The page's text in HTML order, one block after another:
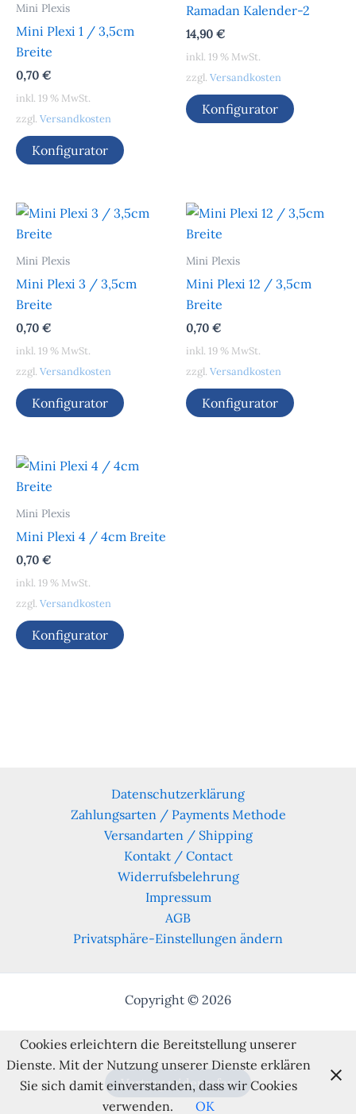
Mini Plexis
Mini Plexi 1 / 3,5cm
Breite
0,70 €
inkl. 19 % MwSt.
zzgl. Versandkosten
Konfigurator
Ramadan Kalender-2
14,90 €
inkl. 19 % MwSt.
zzgl. Versandkosten
Konfigurator
Mini Plexis
Mini Plexi 3 / 3,5cm
Breite
0,70 €
inkl. 19 % MwSt.
zzgl. Versandkosten
Konfigurator
Mini Plexis
Mini Plexi 12 / 3,5cm
Breite
0,70 €
inkl. 19 % MwSt.
zzgl. Versandkosten
Konfigurator
Mini Plexis
Mini Plexi 4 / 4cm Breite
0,70 €
inkl. 19 % MwSt.
zzgl. Versandkosten
Konfigurator
Datenschutzerklärung
Zahlungsarten / Payments Methode
Versandarten / Shipping
Kontakt / Contact
Widerrufsbelehrung
Impressum
AGB
Privatsphäre-Einstellungen ändern
Copyright © 2026
Vertrag widerrufen
Cookies erleichtern die Bereitstellung unserer
Dienste. Mit der Nutzung unserer Dienste erklären
Sie sich damit einverstanden, dass wir Cookies
verwenden.
OK